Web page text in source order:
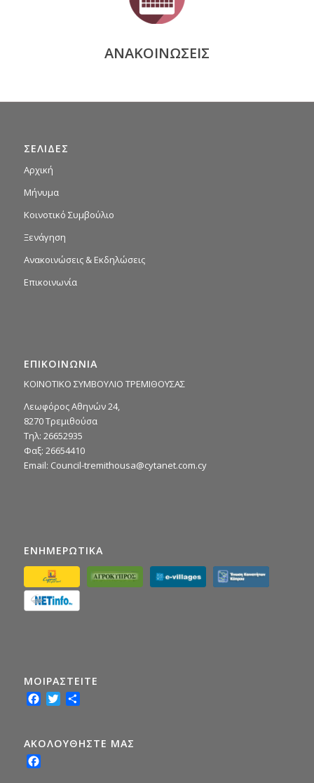
ΑΝΑΚΟΙΝΩΣΕΙΣ
ΣΕΛΙΔΕΣ
Αρχική
Μήνυμα
Κοινοτικό Συμβούλιο
Ξενάγηση
Ανακοινώσεις & Εκδηλώσεις
Επικοινωνία
ΕΠΙΚΟΙΝΩΝΙΑ
ΚΟΙΝΟΤΙΚΟ ΣΥΜΒΟΥΛΙΟ ΤΡΕΜΙΘΟΥΣΑΣ
Λεωφόρος Αθηνών 24,
8270 Τρεμιθούσα
Τηλ: 26652935
Φαξ: 26654410
Email: Council-tremithousa@cytanet.com.cy
ΕΝΗΜΕΡΩΤΙΚΑ
ΜΟΙΡΑΣTEITE
Facebook
Twitter
ΑΚΟΛΟΥΘΗΣΤΕ ΜΑΣ